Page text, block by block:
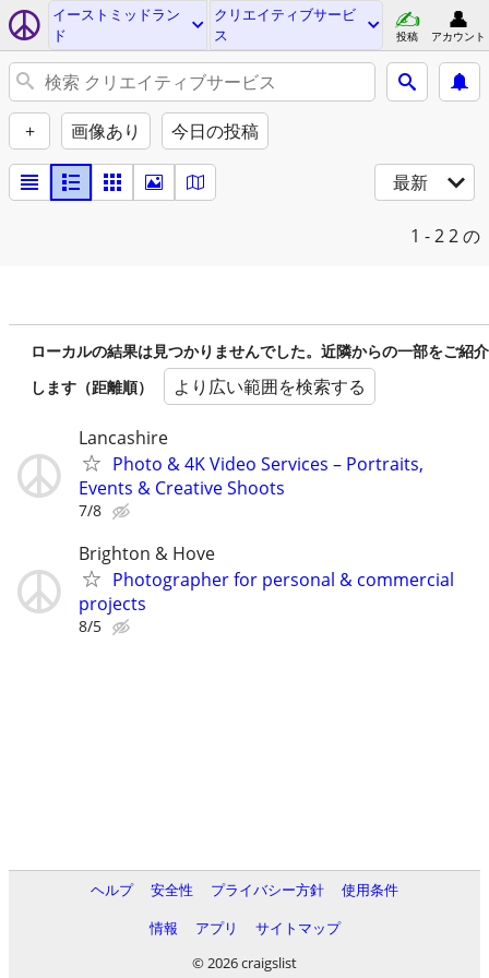
イーストミッドラン
ド
クリエイティブサービ
ス
投稿 アカウント
+ 画像あり 今日の投稿
最新
1 - 22 の
ローカルの結果は見つかりませんでした。近隣からの一部をご紹介
します（距離順）
より広い範囲を検索する
Lancashire
Photo & 4K Video Services – Portraits,
Events & Creative Shoots
7/8
Brighton & Hove
Photographer for personal & commercial
projects
8/5
ヘルプ 安全性 プライバシー方針
使用条件
情報
アプリ
サイトマップ
© 2026 craigslist